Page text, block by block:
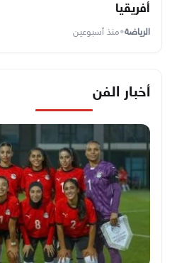
أفريقيا
الرياضة•منذ أسبوعين
أخبار الفن